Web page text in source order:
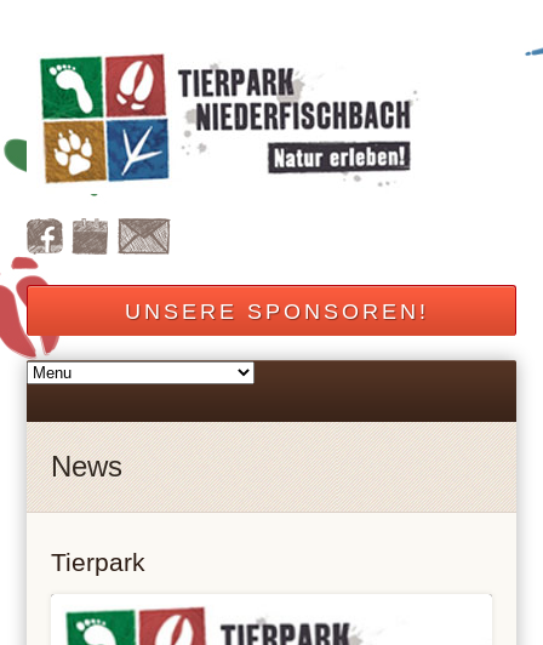
UNSERE SPONSOREN!
News
Tierpark